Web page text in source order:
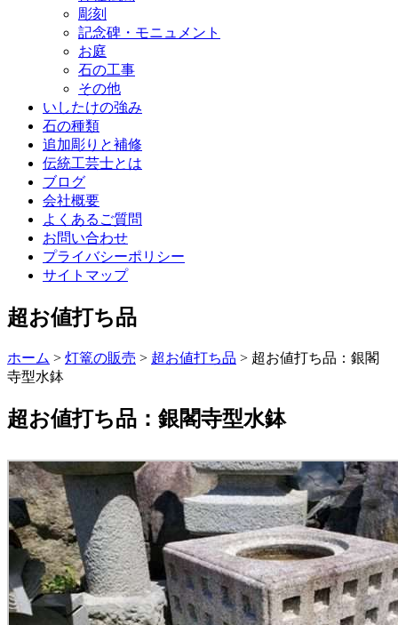
彫刻
記念碑・モニュメント
お庭
石の工事
その他
いしたけの強み
石の種類
追加彫りと補修
伝統工芸士とは
ブログ
会社概要
よくあるご質問
お問い合わせ
プライバシーポリシー
サイトマップ
超お値打ち品
ホーム > 灯篭の販売 > 超お値打ち品 > 超お値打ち品：銀閣
寺型水鉢
超お値打ち品：銀閣寺型水鉢